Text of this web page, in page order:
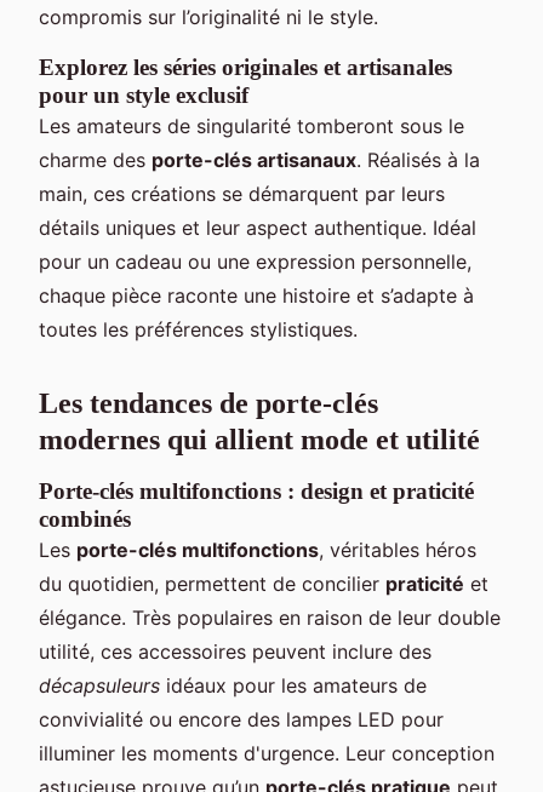
compromis sur l’originalité ni le style.
Explorez les séries originales et artisanales
pour un style exclusif
Les amateurs de singularité tomberont sous le
charme des porte-clés artisanaux. Réalisés à la
main, ces créations se démarquent par leurs
détails uniques et leur aspect authentique. Idéal
pour un cadeau ou une expression personnelle,
chaque pièce raconte une histoire et s’adapte à
toutes les préférences stylistiques.
Les tendances de porte-clés
modernes qui allient mode et utilité
Porte-clés multifonctions : design et praticité
combinés
Les porte-clés multifonctions, véritables héros
du quotidien, permettent de concilier praticité et
élégance. Très populaires en raison de leur double
utilité, ces accessoires peuvent inclure des
décapsuleurs idéaux pour les amateurs de
convivialité ou encore des lampes LED pour
illuminer les moments d'urgence. Leur conception
astucieuse prouve qu’un porte-clés pratique peut